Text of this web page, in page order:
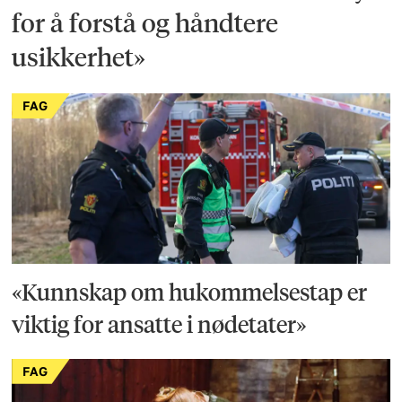
for å forstå og håndtere
usikkerhet»
FAG
«Kunnskap om hukommelsestap er
viktig for ansatte i nødetater»
FAG